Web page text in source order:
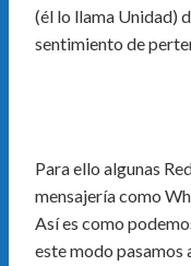
(él lo llama Unidad)
sentimiento de
Para ello algunas
mensajería como
Así es como
este modo pasamos